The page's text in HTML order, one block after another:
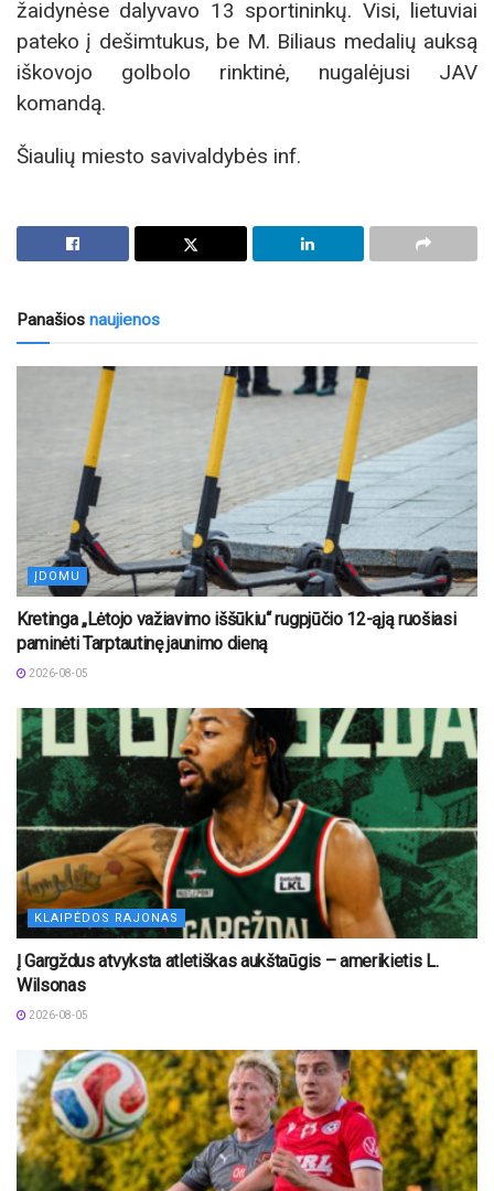
žaidynėse dalyvavo 13 sportininkų. Visi, lietuviai
pateko į dešimtukus, be M. Biliaus medalių auksą
iškovojo golbolo rinktinė, nugalėjusi JAV
komandą.
Šiaulių miesto savivaldybės inf.
Panašios naujienos
ĮDOMU
Kretinga „Lėtojo važiavimo iššūkiu“ rugpjūčio 12-ąją ruošiasi
paminėti Tarptautinę jaunimo dieną
2026-08-05
KLAIPĖDOS RAJONAS
Į Gargždus atvyksta atletiškas aukštaūgis – amerikietis L.
Wilsonas
2026-08-05